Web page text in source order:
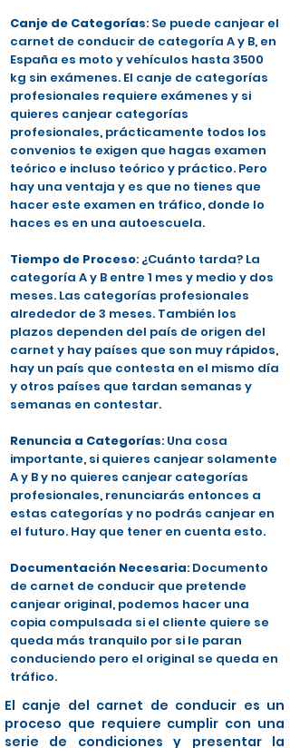
Canje de Categorías: Se puede canjear el
carnet de conducir de categoría A y B, en
España es moto y vehículos hasta 3500
kg sin exámenes. El canje de categorías
profesionales requiere exámenes y si
quieres canjear categorías
profesionales, prácticamente todos los
convenios te exigen que hagas examen
teórico e incluso teórico y práctico. Pero
hay una ventaja y es que no tienes que
hacer este examen en tráfico, donde lo
haces es en una autoescuela.
Tiempo de Proceso: ¿Cuánto tarda? La
categoría A y B entre 1 mes y medio y dos
meses. Las categorías profesionales
alrededor de 3 meses. También los
plazos dependen del país de origen del
carnet y hay países que son muy rápidos,
hay un país que contesta en el mismo día
y otros países que tardan semanas y
semanas en contestar.
Renuncia a Categorías: Una cosa
importante, si quieres canjear solamente
A y B y no quieres canjear categorías
profesionales, renunciarás entonces a
estas categorías y no podrás canjear en
el futuro. Hay que tener en cuenta esto.
Documentación Necesaria: Documento
de carnet de conducir que pretende
canjear original, podemos hacer una
copia compulsada si el cliente quiere se
queda más tranquilo por si le paran
conduciendo pero el original se queda en
tráfico.
El canje del carnet de conducir es un
proceso que requiere cumplir con una
serie de condiciones y presentar la